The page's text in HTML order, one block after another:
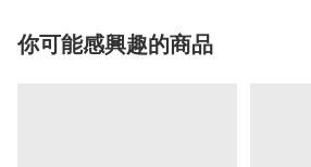
你可能感興趣的商品